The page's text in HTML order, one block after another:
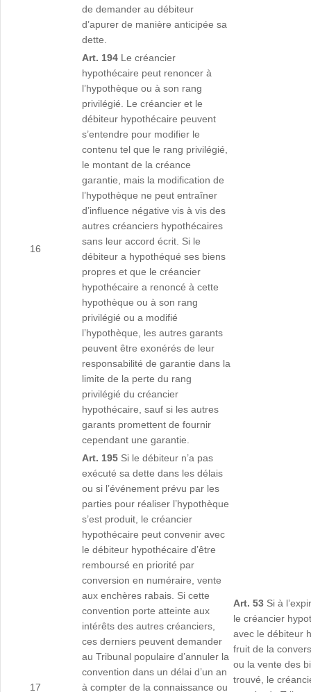
de demander au débiteur
d’apurer de manière anticipée sa
dette.
16
Art. 194 Le créancier
hypothécaire peut renoncer à
l’hypothèque ou à son rang
privilégié. Le créancier et le
débiteur hypothécaire peuvent
s’entendre pour modifier le
contenu tel que le rang privilégié,
le montant de la créance
garantie, mais la modification de
l’hypothèque ne peut entraîner
d’influence négative vis à vis des
autres créanciers hypothécaires
sans leur accord écrit. Si le
débiteur a hypothéqué ses biens
propres et que le créancier
hypothécaire a renoncé à cette
hypothèque ou à son rang
privilégié ou a modifié
l’hypothèque, les autres garants
peuvent être exonérés de leur
responsabilité de garantie dans la
limite de la perte du rang
privilégié du créancier
hypothécaire, sauf si les autres
garants promettent de fournir
cependant une garantie.
17
Art. 195 Si le débiteur n’a pas
exécuté sa dette dans les délais
ou si l’événement prévu par les
parties pour réaliser l’hypothèque
s’est produit, le créancier
hypothécaire peut convenir avec
le débiteur hypothécaire d’être
remboursé en priorité par
conversion en numéraire, vente
aux enchères rabais. Si cette
convention porte atteinte aux
intérêts des autres créanciers,
ces derniers peuvent demander
au Tribunal populaire d’annuler la
convention dans un délai d’un an
à compter de la connaissance ou
Art. 53 Si à
le créancier
avec le débiteur
fruit de la
ou la vente des
trouvé, le